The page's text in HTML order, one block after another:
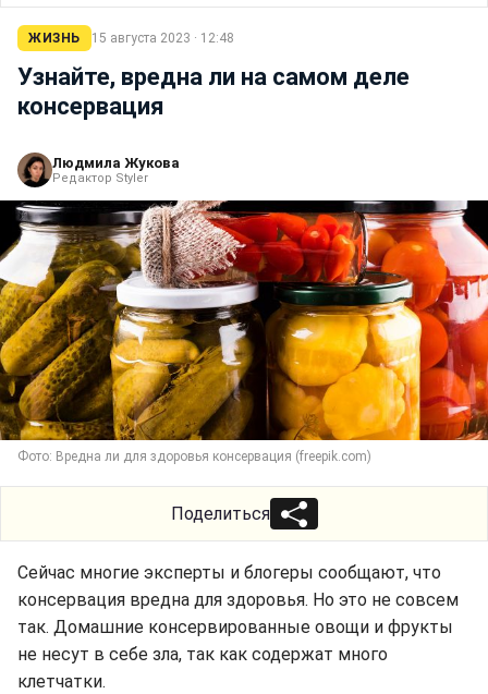
ЖИЗНЬ 15 августа 2023 · 12:48
Узнайте, вредна ли на самом деле
консервация
Людмила Жукова
Редактор Styler
Фото: Вредна ли для здоровья консервация (freepik.com)
Поделиться
Сейчас многие эксперты и блогеры сообщают, что
консервация вредна для здоровья. Но это не совсем
так. Домашние консервированные овощи и фрукты
не несут в себе зла, так как содержат много
клетчатки.